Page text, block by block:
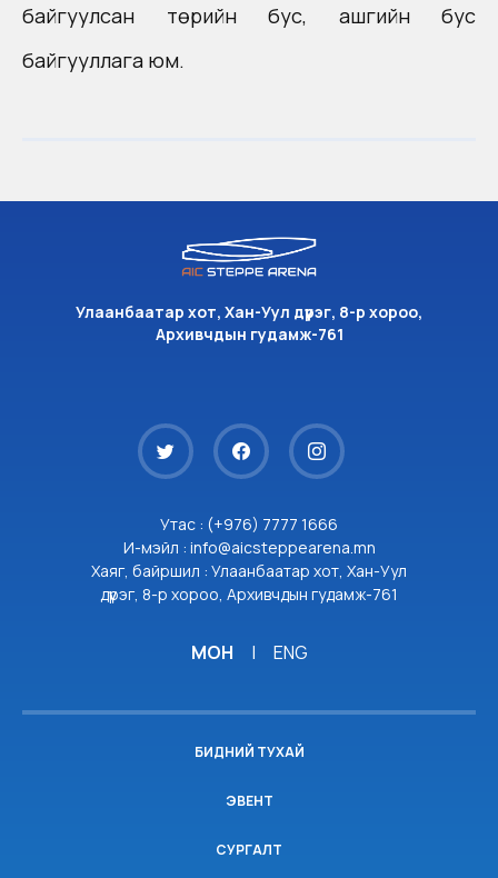
байгуулсан төрийн бус, ашгийн бус
байгууллага юм.
Улаанбаатар хот, Хан-Уул дүүрэг, 8-р хороо,
Архивчдын гудамж-761
Утас : (+976) 7777 1666
И-мэйл : info@aicsteppearena.mn
Хаяг, байршил : Улаанбаатар хот, Хан-Уул
дүүрэг, 8-р хороо, Архивчдын гудамж-761
МОН | ENG
БИДНИЙ ТУХАЙ
ЭВЕНТ
СУРГАЛТ